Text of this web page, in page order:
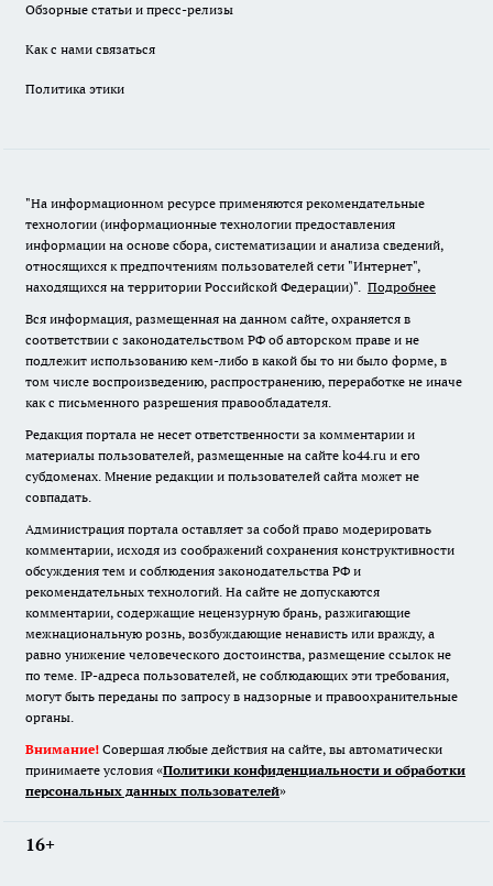
Обзорные статьи и пресс-релизы
Как с нами связаться
Политика этики
"На информационном ресурсе применяются рекомендательные
технологии (информационные технологии предоставления
информации на основе сбора, систематизации и анализа сведений,
относящихся к предпочтениям пользователей сети "Интернет",
находящихся на территории Российской Федерации)". Подробнее
Вся информация, размещенная на данном сайте, охраняется в
соответствии с законодательством РФ об авторском праве и не
подлежит использованию кем-либо в какой бы то ни было форме, в
том числе воспроизведению, распространению, переработке не иначе
как с письменного разрешения правообладателя.
Редакция портала не несет ответственности за комментарии и
материалы пользователей, размещенные на сайте ko44.ru и его
субдоменах. Мнение редакции и пользователей сайта может не
совпадать.
Администрация портала оставляет за собой право модерировать
комментарии, исходя из соображений сохранения конструктивности
обсуждения тем и соблюдения законодательства РФ и
рекомендательных технологий. На сайте не допускаются
комментарии, содержащие нецензурную брань, разжигающие
межнациональную рознь, возбуждающие ненависть или вражду, а
равно унижение человеческого достоинства, размещение ссылок не
по теме. IP-адреса пользователей, не соблюдающих эти требования,
могут быть переданы по запросу в надзорные и правоохранительные
органы.
Внимание! Совершая любые действия на сайте, вы автоматически
принимаете условия «Политики конфиденциальности и обработки
персональных данных пользователей»
16+